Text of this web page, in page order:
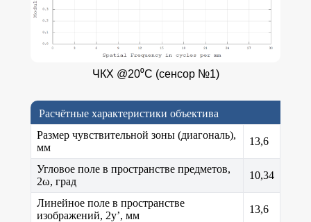
ЧКХ @20⁰C (сенсор №1)
Расчётные характеристики объектива
Размер чувствительной зоны (диагональ),
мм
13,6
Угловое поле в пространстве предметов,
2ω, град
10,34
Линейное поле в пространстве
изображений, 2y’, мм
13,6